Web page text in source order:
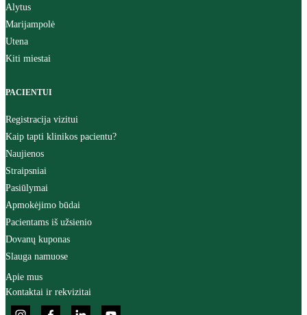
Alytus
Marijampolė
Utena
Kiti miestai
PACIENTUI
Registracija vizitui
Kaip tapti klinikos pacientu?
Naujienos
Straipsniai
Pasiūlymai
Apmokėjimo būdai
Pacientams iš užsienio
Dovanų kuponas
Slauga namuose
Apie mus
Kontaktai ir rekvizitai